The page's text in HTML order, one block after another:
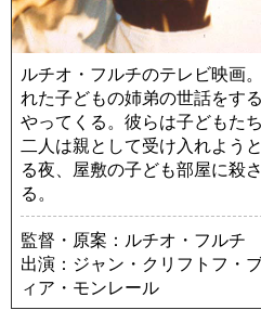
ルチオ・フルチのテレビ映画
れた子どもの姉弟の世話をす
やってくる。彼らは子どもた
二人は親として受け入れよう
る夜、屋敷の子ども部屋に殺
る。
監督・原案：ルチオ・フルチ
出演：ジャン・クリフトフ・
ィア・モンレール